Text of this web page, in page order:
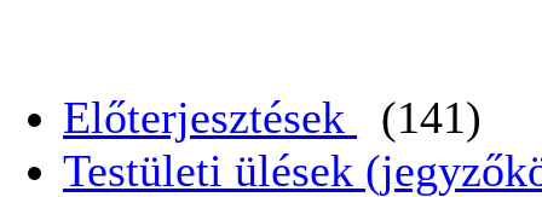
Előterjesztések
(141)
Testületi ülések